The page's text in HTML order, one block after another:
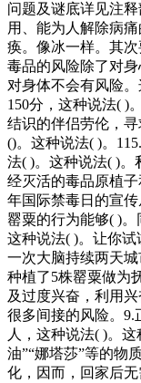
问题及谜底详见注
用、能为人解除病
痪。像冰一样。其次
毒品的风险除了对
对身体不会有风险
150分，这种说法( )
结识的伴侣劳伦，
()。这种说法( )。
法( )。这种说法( )
经灭活的毒品原植
年国际禁毒日的宣
罂粟的行为能够( )。
这种说法( )。让你
一次大脑持续两天
种植了5株罂粟做为
及过度兴奋，利用
很多间接的风险。9.
人，这种说法( )。
油”“娜塔莎”等的物
化，因而，回家后